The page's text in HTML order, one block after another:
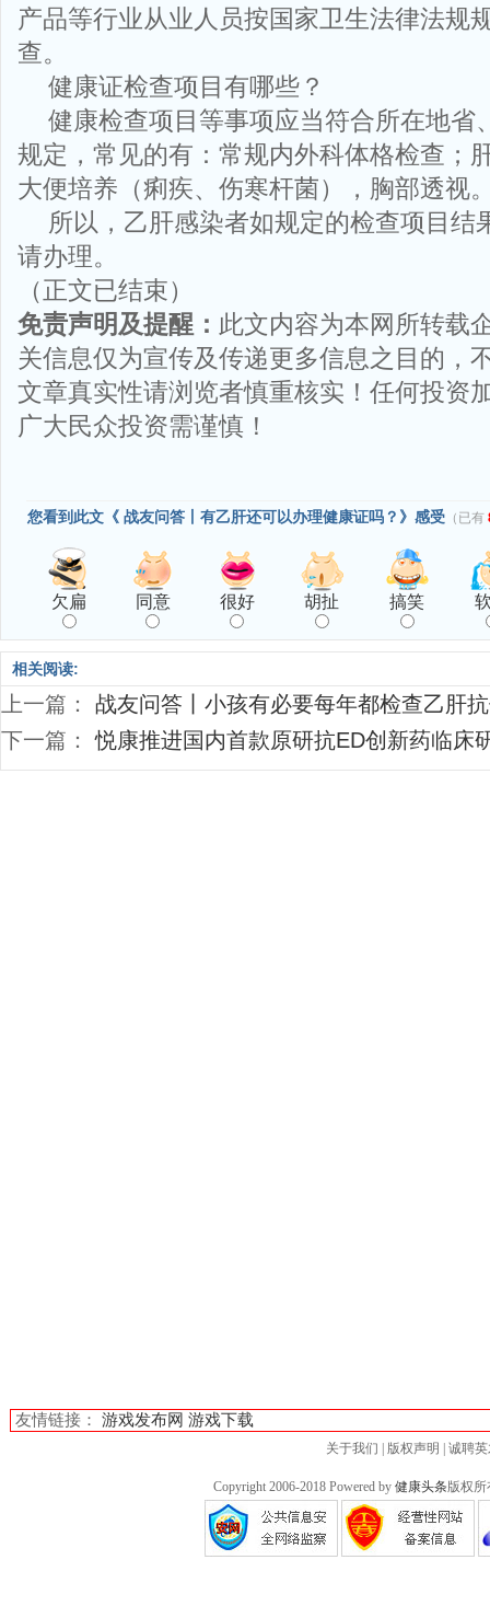
产品等行业从业人员按国家卫生法律法规
查。
健康证检查项目有哪些？
健康检查项目等事项应当符合所在地省
规定，常见的有：常规内外科体格检查；
大便培养（痢疾、伤寒杆菌），胸部透视
所以，乙肝感染者如规定的检查项目结
请办理。
（正文已结束）
免责声明及提醒： 此文内容为本网所转载
关信息仅为宣传及传递更多信息之目的，
文章真实性请浏览者慎重核实！任何投资
广大民众投资需谨慎！
您看到此文《 战友问答丨有乙肝还可以办理健康证吗？》感受 （已有
欠扁 同意 很好 胡扯 搞笑
相关阅读:
上一篇：
战友问答丨小孩有必要每年都检查乙肝
下一篇：
悦康推进国内首款原研抗ED创新药临床
友情链接： 游戏发布网 游戏下载
关于我们 版权声明 诚聘
Copyright 2006-2018 Powered by 健康头条 版权